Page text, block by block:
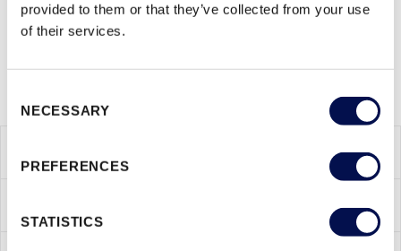
provided to them or that they’ve collected from your use
of their services.
Selection
NECESSARY
PREFERENCES
STATISTICS
to rozwiązanie.